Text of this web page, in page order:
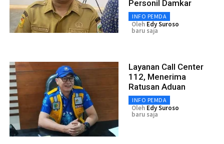
Personil Damkar
INFO PEMDA
Oleh Edy Suroso
baru saja
Layanan Call Center
112, Menerima
Ratusan Aduan
INFO PEMDA
Oleh Edy Suroso
baru saja